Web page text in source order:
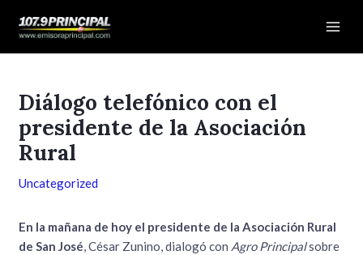
Diálogo telefónico con el
presidente de la Asociación
Rural
Uncategorized
En la mañana de hoy el presidente de la Asociación Rural
de San José, César Zunino, dialogó con Agro Principalsobre
de